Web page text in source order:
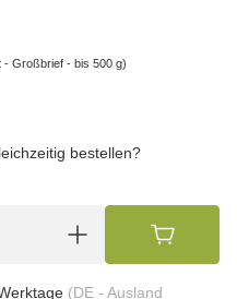
- Großbrief - bis 500 g)
bestellen?
(DE - Ausland